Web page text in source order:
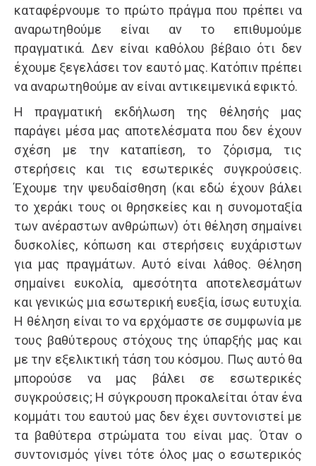
καταφέρνουμε το πρώτο πράγμα που πρέπει να
αναρωτηθούμε είναι αν το επιθυμούμε
πραγματικά. Δεν είναι καθόλου βέβαιο ότι δεν
έχουμε ξεγελάσει τον εαυτό μας. Κατόπιν πρέπει
να αναρωτηθούμε αν είναι αντικειμενικά εφικτό.
Η πραγματική εκδήλωση της θέλησής μας
παράγει μέσα μας αποτελέσματα που δεν έχουν
σχέση με την καταπίεση, το ζόρισμα, τις
στερήσεις και τις εσωτερικές συγκρούσεις.
Έχουμε την ψευδαίσθηση (και εδώ έχουν βάλει
το χεράκι τους οι θρησκείες και η συνομοταξία
των ανέραστων ανθρώπων) ότι θέληση σημαίνει
δυσκολίες, κόπωση και στερήσεις ευχάριστων
για μας πραγμάτων. Αυτό είναι λάθος. Θέληση
σημαίνει ευκολία, αμεσότητα αποτελεσμάτων
και γενικώς μια εσωτερική ευεξία, ίσως ευτυχία.
Η θέληση είναι το να ερχόμαστε σε συμφωνία με
τους βαθύτερους στόχους της ύπαρξής μας και
με την εξελικτική τάση του κόσμου. Πως αυτό θα
μπορούσε να μας βάλει σε εσωτερικές
συγκρούσεις; Η σύγκρουση προκαλείται όταν ένα
κομμάτι του εαυτού μας δεν έχει συντονιστεί με
τα βαθύτερα στρώματα του είναι μας. Όταν ο
συντονισμός γίνει τότε όλος μας ο εσωτερικός